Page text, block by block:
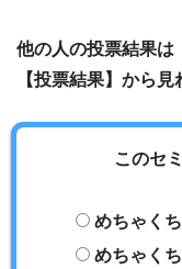
他の人の投票結果は
【投票結果】から
このセ
めちゃく
めちゃく